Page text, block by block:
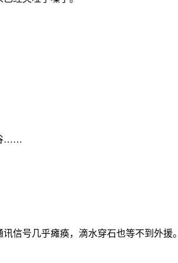
……
信号几乎瘫痪，滴水穿石也等不到外援。